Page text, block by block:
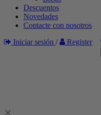
Descuentos
Novedades
Contacte con nosotros
Iniciar sesión / Register